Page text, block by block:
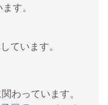
す。
ています。
わっています。